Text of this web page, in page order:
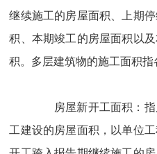
继续施工的房屋面积、上期
积、本期竣工的房屋面积以
积。多层建筑物的施工面积指
房屋新开工面积：指
工建设的房屋面积，以单位